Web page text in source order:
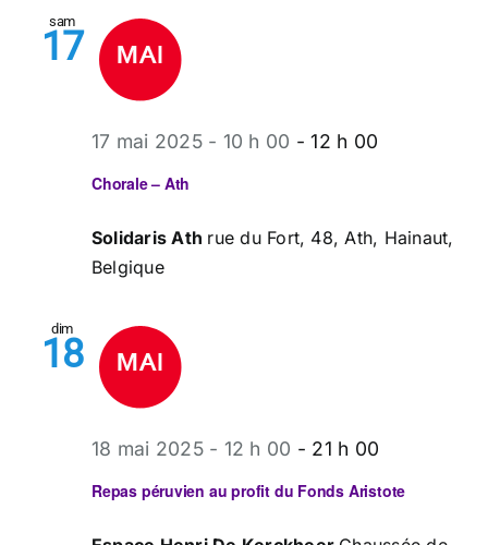
sam
17
Chorale – Ath
17 mai 2025 - 10 h 00 -12 h 00
Solidaris Ath rue du Fort, 48, Ath, Hainaut,
Belgique
dim
18
Repas péruvien au profit du Fonds Aristote
18 mai 2025 - 12 h 00 - 21 h 00